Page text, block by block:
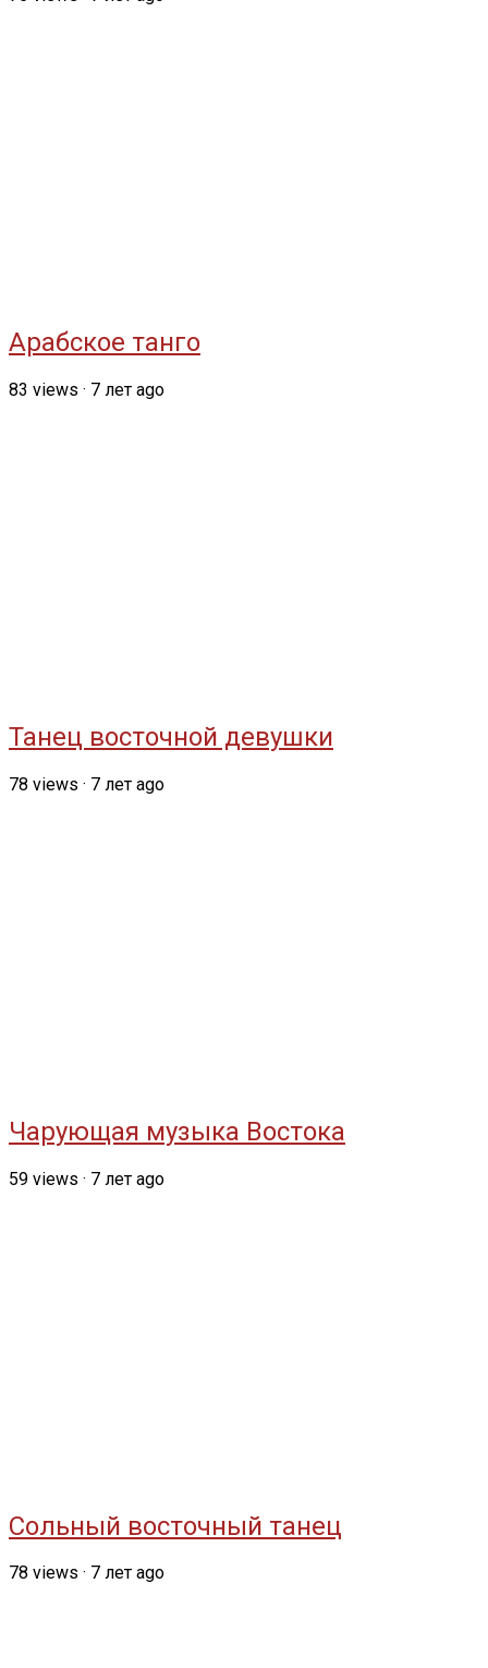
Арабское танго
83 views · 7 лет ago
Танец восточной девушки
78 views · 7 лет ago
Чарующая музыка Востока
59 views · 7 лет ago
Сольный восточный танец
78 views · 7 лет ago